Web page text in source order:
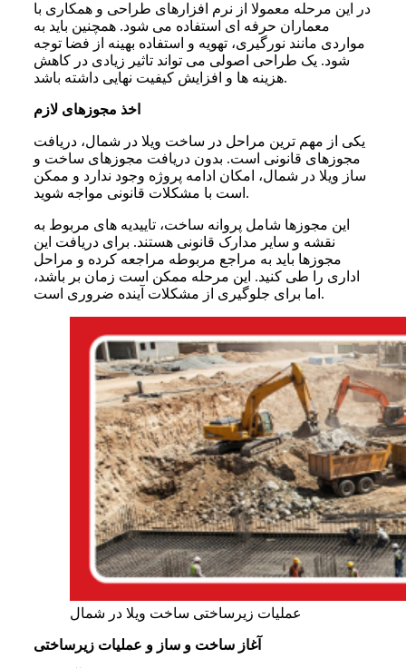
در این مرحله معمولا از نرم افزارهای طراحی و همکاری با
معماران حرفه ای استفاده می شود. همچنین باید به
مواردی مانند نورگیری، تهویه و استفاده بهینه از فضا توجه
شود. یک طراحی اصولی می تواند تاثیر زیادی در کاهش
هزینه ها و افزایش کیفیت نهایی داشته باشد.
اخذ مجوزهای لازم
یکی از مهم ترین مراحل در ساخت ویلا در شمال، دریافت
مجوزهای قانونی است. بدون دریافت مجوزهای ساخت و
ساز ویلا در شمال، امکان ادامه پروژه وجود ندارد و ممکن
است با مشکلات قانونی مواجه شوید.
این مجوزها شامل پروانه ساخت، تاییدیه های مربوط به
نقشه و سایر مدارک قانونی هستند. برای دریافت این
مجوزها باید به مراجع مربوطه مراجعه کرده و مراحل
اداری را طی کنید. این مرحله ممکن است زمان بر باشد،
اما برای جلوگیری از مشکلات آینده ضروری است.
عملیات زیرساختی ساخت ویلا در شمال
آغاز ساخت و ساز و عملیات زیرساختی